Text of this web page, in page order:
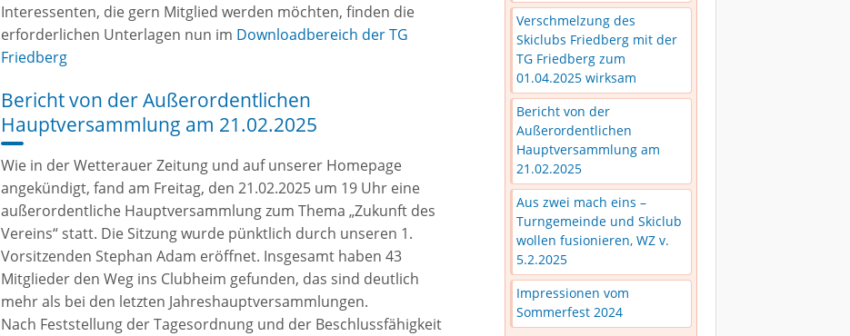
Interessenten, die gern Mitglied werden möchten, finden die
erforderlichen Unterlagen nun im Downloadbereich der TG
Friedberg
Bericht von der Außerordentlichen
Hauptversammlung am 21.02.2025
Wie in der Wetterauer Zeitung und auf unserer Homepage
angekündigt, fand am Freitag, den 21.02.2025 um 19 Uhr eine
außerordentliche Hauptversammlung zum Thema „Zukunft des
Vereins“ statt. Die Sitzung wurde pünktlich durch unseren 1.
Vorsitzenden Stephan Adam eröffnet. Insgesamt haben 43
Mitglieder den Weg ins Clubheim gefunden, das sind deutlich
mehr als bei den letzten Jahreshauptversammlungen.
Nach Feststellung der Tagesordnung und der Beschlussfähigkeit
Verschmelzung des
Skiclubs Friedberg mit der
TG Friedberg zum
01.04.2025 wirksam
Bericht von der
Außerordentlichen
Hauptversammlung am
21.02.2025
Aus zwei mach eins –
Turngemeinde und Skiclub
wollen fusionieren, WZ v.
5.2.2025
Impressionen vom
Sommerfest 2024